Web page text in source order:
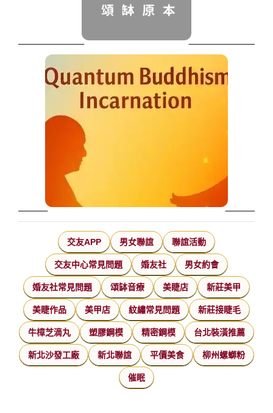
交友APP 男女聯誼 聯誼活動
交友中心常見問題 婚友社 男女約會
婚友社常見問題 頌缽音療 美睫店 新莊美甲
美睫作品 美甲店 紋繡常見問題 新莊接睫毛
牛樟芝滴丸 塑膠鋼模 精密鋼模 台北裝潢推薦
新北沙發工廠 新北聯誼 平價美食 柳州螺螄粉
催眠